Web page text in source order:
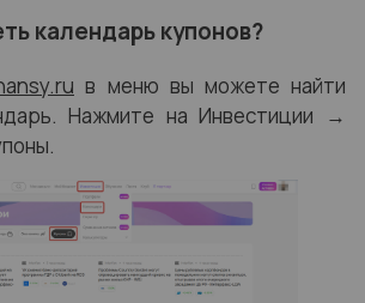
календарь купонов?
в меню вы можете найти
Нажмите на Инвестиции →